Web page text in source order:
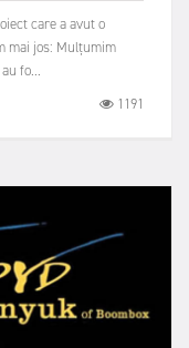
care a avut o
mai jos: Mulțumim
fo...
1191